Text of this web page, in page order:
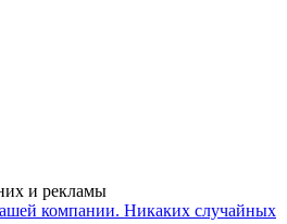
и рекламы
компании. Никаких случайных